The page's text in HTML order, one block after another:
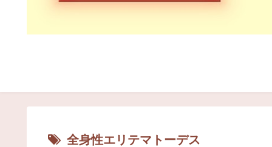
全身性エリテマトーデス